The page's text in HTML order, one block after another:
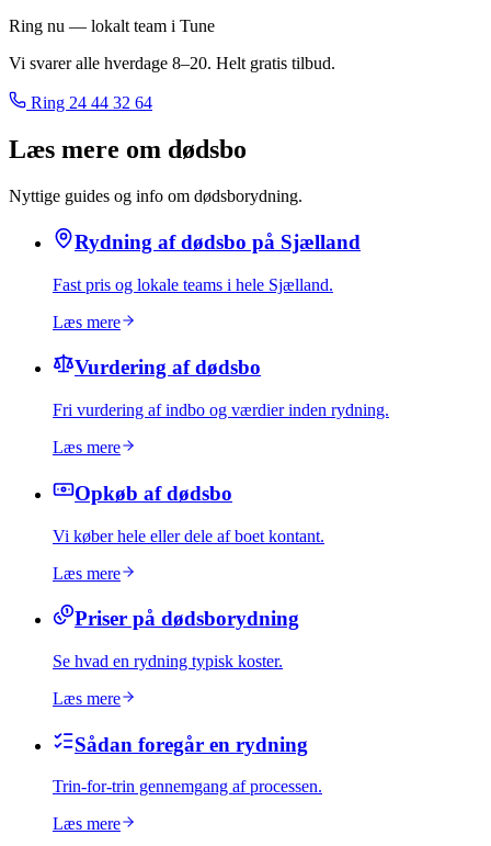
Ring nu — lokalt team i Tune
Vi svarer alle hverdage 8–20. Helt gratis tilbud.
Ring 24 44 32 64
Læs mere om dødsbo
Nyttige guides og info om dødsborydning.
Rydning af dødsbo på Sjælland
Fast pris og lokale teams i hele Sjælland.
Læs mere
Vurdering af dødsbo
Fri vurdering af indbo og værdier inden rydning.
Læs mere
Opkøb af dødsbo
Vi køber hele eller dele af boet kontant.
Læs mere
Priser på dødsborydning
Se hvad en rydning typisk koster.
Læs mere
Sådan foregår en rydning
Trin-for-trin gennemgang af processen.
Læs mere